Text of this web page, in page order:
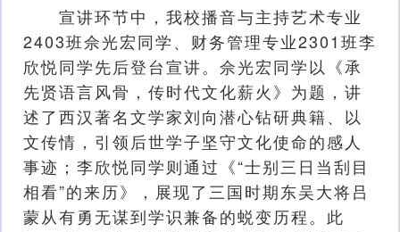
宣讲环节中，我校播音与主持艺术专业
2403班佘光宏同学、财务管理专业2301班李
欣悦同学先后登台宣讲。佘光宏同学以《承
先贤语言风骨，传时代文化薪火》为题，讲
述了西汉著名文学家刘向潜心钻研典籍、以
文传情，引领后世学子坚守文化使命的感人
事迹；李欣悦同学则通过《“士别三日当刮目
相看”的来历》，展现了三国时期东吴大将吕
蒙从有勇无谋到学识兼备的蜕变历程。此